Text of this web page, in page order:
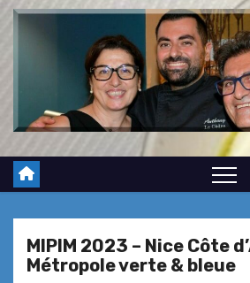
MIPIM 2023 – Nice Côte
Métropole verte & bleue